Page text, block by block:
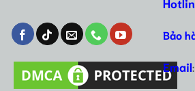
Bảo
Email